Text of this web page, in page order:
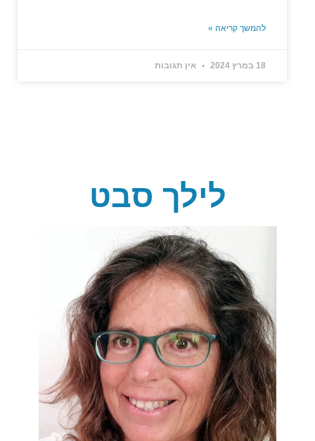
להמשך קריאה »
18 במרץ 2024 אין תגובות
לילך סבט